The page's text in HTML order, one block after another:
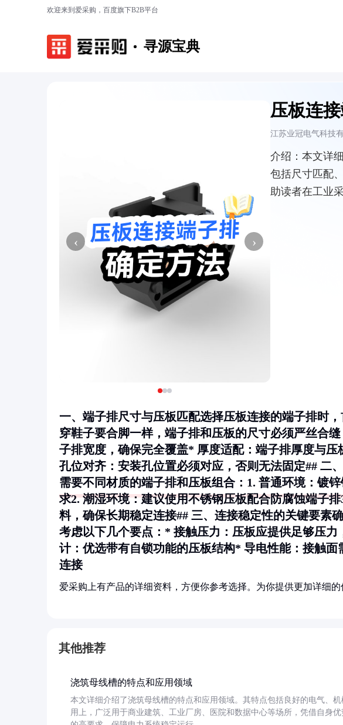
欢迎来到爱采购，百度旗下B2B平台
寻源宝典
‹ ›
压板连
江苏业冠电气科技
介绍： 本文详
包括尺寸匹配
助读者在工业
一、端子排尺寸与压板匹配选择压板连接的端子排时
穿鞋子要合脚一样，端子排和压板的尺寸必须严丝合
子排宽度，确保完全覆盖* 厚度适配：端子排厚度与压
孔位对齐 ：安装孔位置必须对应，否则无法固定## 二
需要不同材质的端子排和压板组合：1. 普通环境：镀
求2.潮湿环境：建议使用不锈钢压板配合防腐蚀端子
料，确保长期稳定连接## 三、连接稳定性的关键要素
考虑以下几个要点：* 接触压力 ：压板应提供足够压
计：优选带有自锁功能的压板结构* 导电性能：接触面
连接
爱采购上有产品的详细资料，方便你参考选择。为你提供更加详细的
其他推荐
浇筑母线槽的特点和应用领域
本文详细介绍了浇筑母线槽的特点和应用领域。其特点包括良好的电气、
用上，广泛用于商业建筑、工业厂房、医院和数据中心等场所，凭借自身